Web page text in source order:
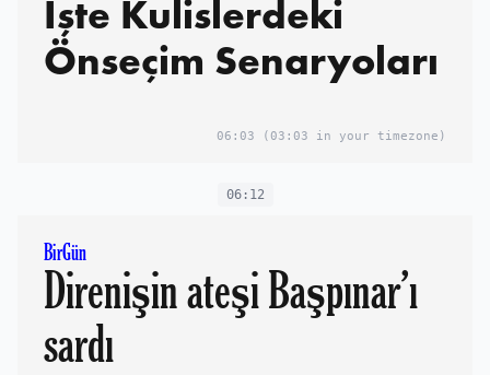
İşte Kulislerdeki
Önseçim Senaryoları
06:03 (03:03 in your timezone)
06:12
BirGün
Direnişin ateşi Başpınar’ı
sardı